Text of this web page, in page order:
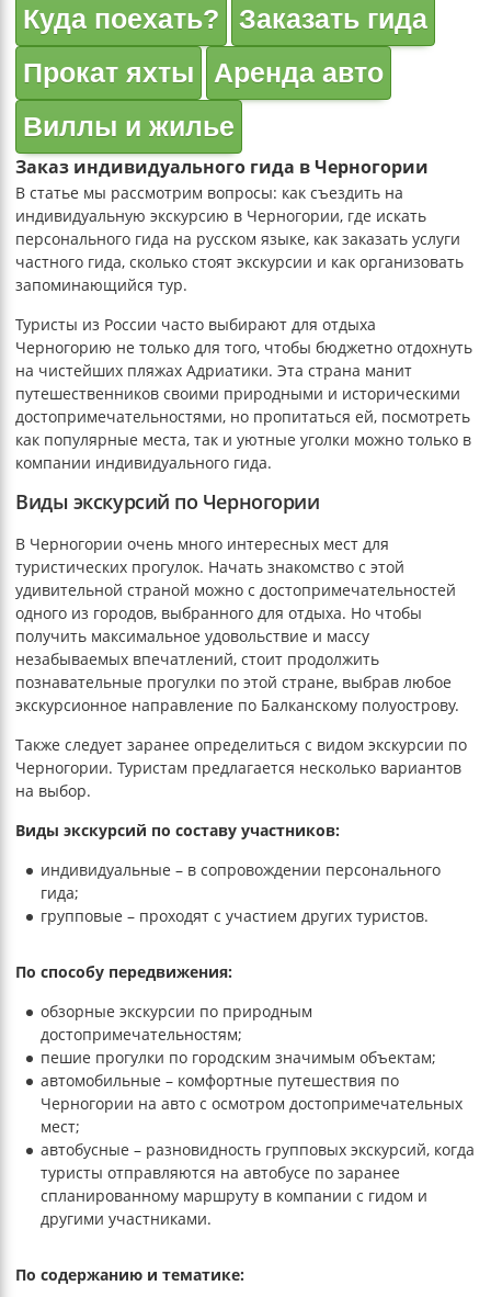
Куда поехать?
Заказать гида
Прокат яхты
Аренда авто
Виллы и жилье
Заказ индивидуального гида в Черногории
В статье мы рассмотрим вопросы: как съездить на
индивидуальную экскурсию в Черногории, где искать
персонального гида на русском языке, как заказать услуги
частного гида, сколько стоят экскурсии и как организовать
запоминающийся тур.
Туристы из России часто выбирают для отдыха
Черногорию не только для того, чтобы бюджетно отдохнуть
на чистейших пляжах Адриатики. Эта страна манит
путешественников своими природными и историческими
достопримечательностями, но пропитаться ей, посмотреть
как популярные места, так и уютные уголки можно только в
компании индивидуального гида.
Виды экскурсий по Черногории
В Черногории очень много интересных мест для
туристических прогулок. Начать знакомство с этой
удивительной страной можно с достопримечательностей
одного из городов, выбранного для отдыха. Но чтобы
получить максимальное удовольствие и массу
незабываемых впечатлений, стоит продолжить
познавательные прогулки по этой стране, выбрав любое
экскурсионное направление по Балканскому полуострову.
Также следует заранее определиться с видом экскурсии по
Черногории. Туристам предлагается несколько вариантов
на выбор.
Виды экскурсий по составу участников:
индивидуальные – в сопровождении персонального
гида;
групповые – проходят с участием других туристов.
По способу передвижения:
обзорные экскурсии по природным
достопримечательностям;
пешие прогулки по городским значимым объектам;
автомобильные – комфортные путешествия по
Черногории на авто с осмотром достопримечательных
мест;
автобусные – разновидность групповых экскурсий, когда
туристы отправляются на автобусе по заранее
спланированному маршруту в компании с гидом и
другими участниками.
По содержанию и тематике: